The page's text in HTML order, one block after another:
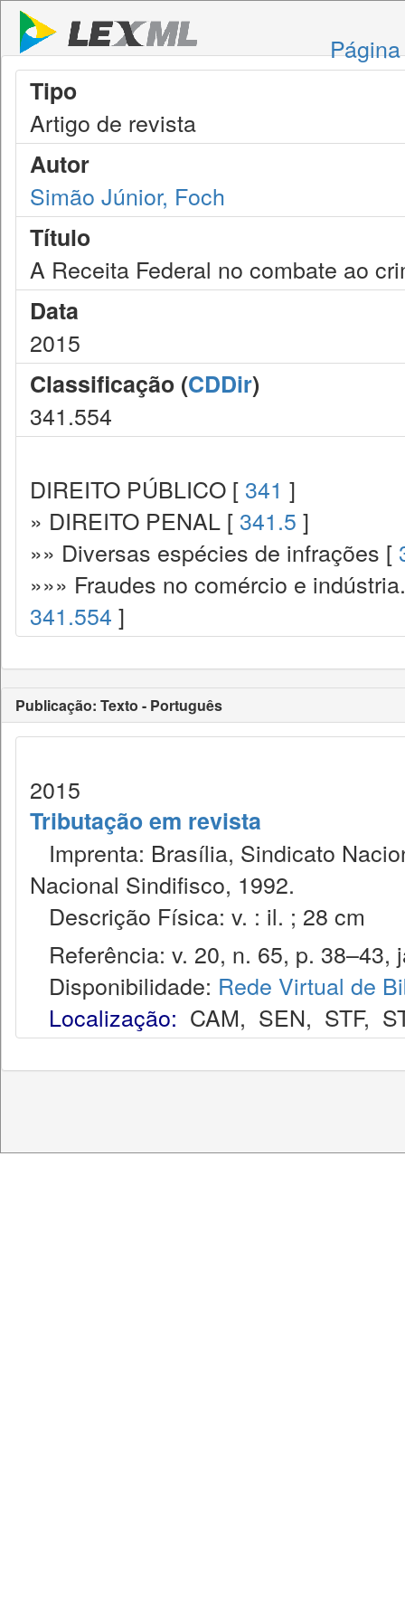
Tipo
Artigo de revista
Autor
Simão Júnior, Foch
Título
A Receita Federal no combate ao
Data
2015
Classificação (CDDir)
341.554
DIREITO PÚBLICO [ 341 ]
» DIREITO PENAL [ 341.5 ]
»» Diversas espécies de infrações [
»»» Fraudes no comércio e
341.554 ]
Publicação: Texto - Português
2015
Tributação em revista
Imprenta: Brasília, Sindicato
Nacional Sindifisco, 1992.
Descrição Física: v. : il. ; 28 cm
Referência: v. 20, n. 65, p. 38–43,
Disponibilidade: Rede Virtual de
Localização: CAM, SEN, STF,